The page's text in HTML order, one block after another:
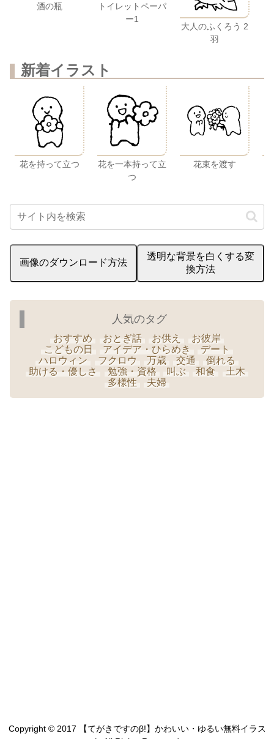
酒の瓶
トイレットペーパ
ー1
大人のふくろう 2
羽
新着イラスト
花を持って立つ
花を一本持って立
つ
花束を渡す
画像のダウンロード方法
透明な背景を白くする変
換方法
人気のタグ
おすすめ おとぎ話 お供え
お彼岸
こどもの日
アイデア・ひらめき
デート
ハロウィン
フクロウ 万歳 交通
倒れる
助ける・優しさ
勉強・資格 叫ぶ 和食
土木
多様性
夫婦
Copyright © 2017 【てがきですのβ!】かわいい・ゆるい無料イラス